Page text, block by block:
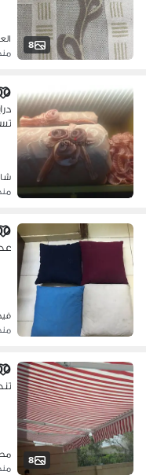
8
منذ 1
منذ 1
عدد
منذ 1
8
منذ 1